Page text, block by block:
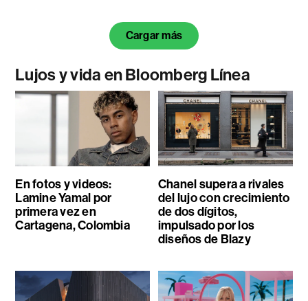
Cargar más
Lujos y vida en Bloomberg Línea
En fotos y videos:
Lamine Yamal por
primera vez en
Cartagena, Colombia
Chanel supera a rivales
del lujo con crecimiento
de dos dígitos,
impulsado por los
diseños de Blazy